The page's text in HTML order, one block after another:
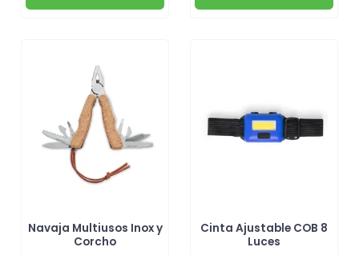
Navaja Multiusos Inox y
Corcho
Cinta Ajustable COB 8
Luces